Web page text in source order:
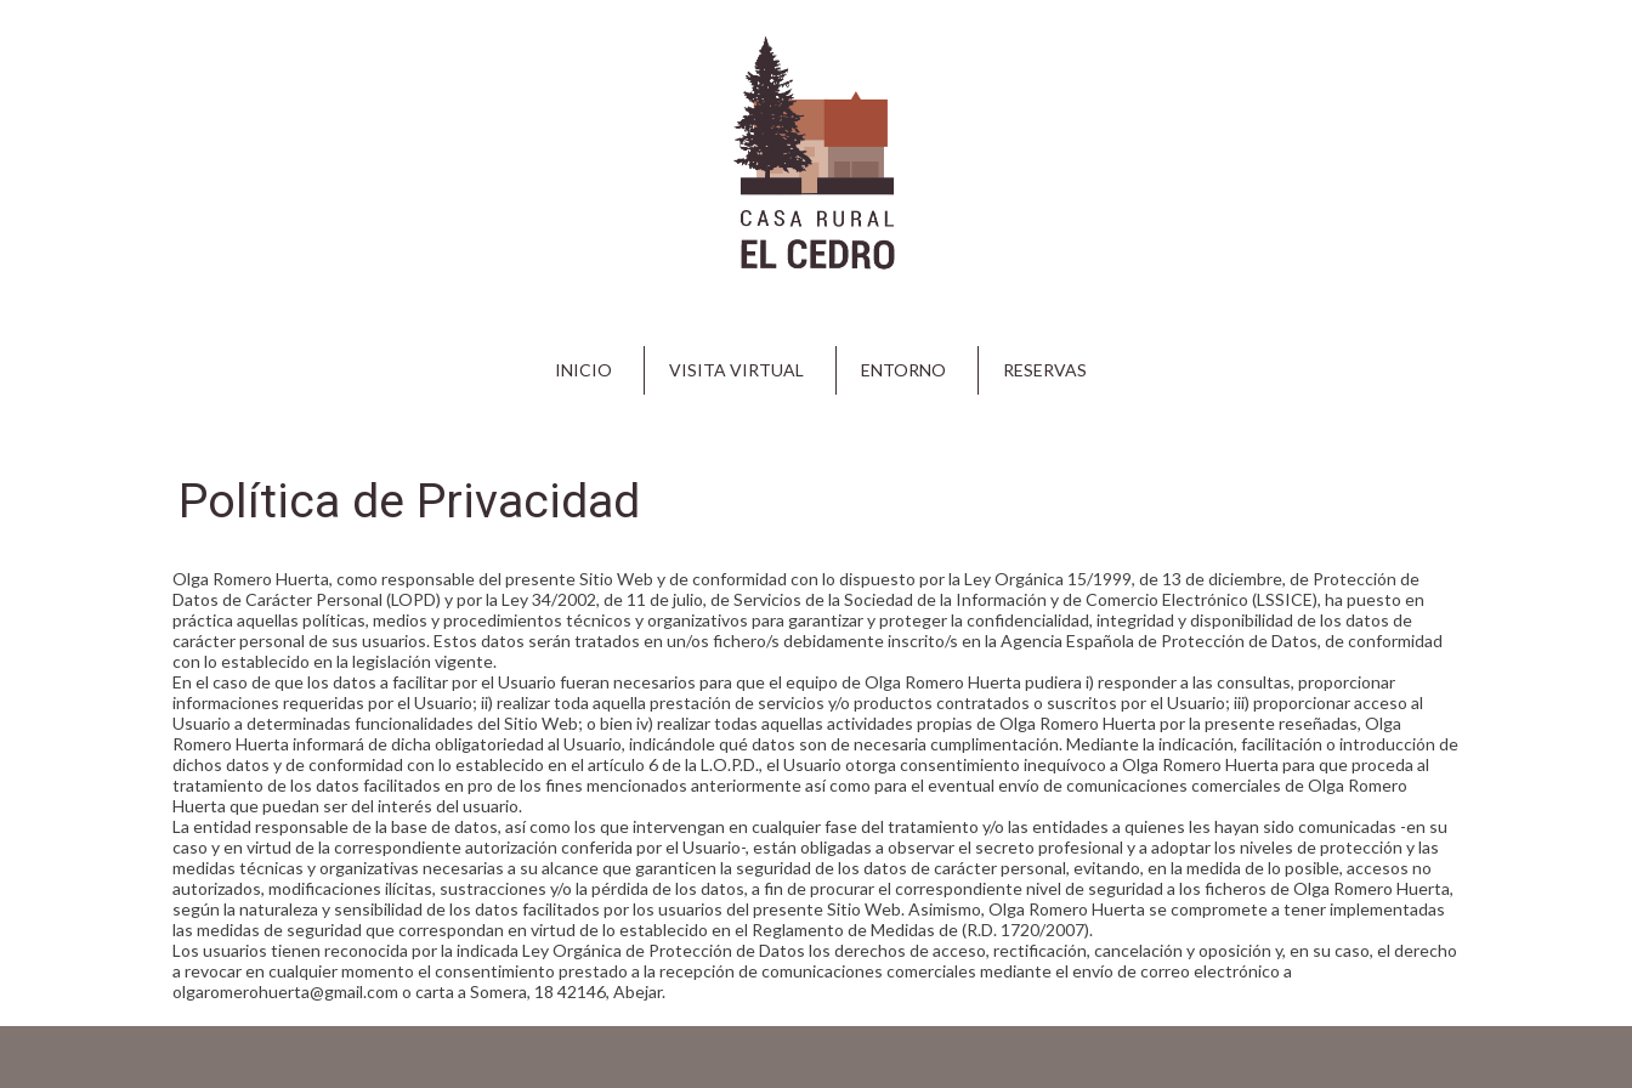
INICIO VISITA VIRTUAL ENTORNO RESERVAS
Política de Privacidad
Olga Romero Huerta, como responsable del presente Sitio Web y de conformidad con lo dispuesto por la Ley Orgánica 15/1999, de 13 de diciembre, de Protección de
Datos de Carácter Personal (LOPD) y por la Ley 34/2002, de 11 de julio, de Servicios de la Sociedad de la Información y de Comercio Electrónico (LSSICE), ha puesto en
práctica aquellas políticas, medios y procedimientos técnicos y organizativos para garantizar y proteger la confidencialidad, integridad y disponibilidad de los datos de
carácter personal de sus usuarios. Estos datos serán tratados en un/os fichero/s debidamente inscrito/s en la Agencia Española de Protección de Datos, de conformidad
con lo establecido en la legislación vigente.
En el caso de que los datos a facilitar por el Usuario fueran necesarios para que el equipo de Olga Romero Huerta pudiera i) responder a las consultas, proporcionar
informaciones requeridas por el Usuario; ii) realizar toda aquella prestación de servicios y/o productos contratados o suscritos por el Usuario; iii) proporcionar acceso al
Usuario a determinadas funcionalidades del Sitio Web; o bien iv) realizar todas aquellas actividades propias de Olga Romero Huerta por la presente reseñadas, Olga
Romero Huerta informará de dicha obligatoriedad al Usuario, indicándole qué datos son de necesaria cumplimentación. Mediante la indicación, facilitación o introducción de
dichos datos y de conformidad con lo establecido en el artículo 6 de la L.O.P.D., el Usuario otorga consentimiento inequívoco a Olga Romero Huerta para que proceda al
tratamiento de los datos facilitados en pro de los fines mencionados anteriormente así como para el eventual envío de comunicaciones comerciales de Olga Romero
Huerta que puedan ser del interés del usuario.
La entidad responsable de la base de datos, así como los que intervengan en cualquier fase del tratamiento y/o las entidades a quienes les hayan sido comunicadas -en su
caso y en virtud de la correspondiente autorización conferida por el Usuario-, están obligadas a observar el secreto profesional y a adoptar los niveles de protección y las
medidas técnicas y organizativas necesarias a su alcance que garanticen la seguridad de los datos de carácter personal, evitando, en la medida de lo posible, accesos no
autorizados, modificaciones ilícitas, sustracciones y/o la pérdida de los datos, a fin de procurar el correspondiente nivel de seguridad a los ficheros de Olga Romero Huerta,
según la naturaleza y sensibilidad de los datos facilitados por los usuarios del presente Sitio Web. Asimismo, Olga Romero Huerta se compromete a tener implementadas
las medidas de seguridad que correspondan en virtud de lo establecido en el Reglamento de Medidas de (R.D. 1720/2007).
Los usuarios tienen reconocida por la indicada Ley Orgánica de Protección de Datos los derechos de acceso, rectificación, cancelación y oposición y, en su caso, el derecho
a revocar en cualquier momento el consentimiento prestado a la recepción de comunicaciones comerciales mediante el envío de correo electrónico a
olgaromerohuerta@gmail.com o carta a Somera, 18 42146, Abejar.